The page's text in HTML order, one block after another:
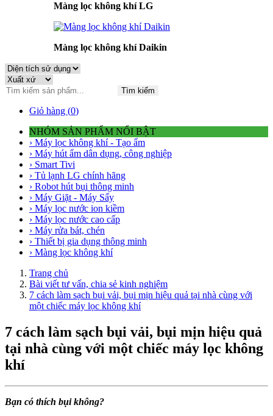
Màng lọc không khí LG
Màng lọc không khí Daikin
Tìm kiếm
Giỏ hàng (0)
NHÓM SẢN PHẨM NỔI BẬT
› Máy lọc không khí - Tạo ẩm
› Máy hút ẩm dân dụng, công nghiệp
› Smart Tivi
› Tủ lạnh LG chính hãng
› Robot hút bụi thông minh
› Máy Giặt - Máy Sấy
› Máy lọc nước ion kiềm
› Máy lọc nước cao cấp
› Máy rửa bát, chén
› Thiết bị gia dụng thông minh
› Màng lọc không khí
Trang chủ
Bài viết tư vấn, chia sẻ kinh nghiệm
7 cách làm sạch bụi vải, bụi mịn hiệu quả tại nhà cùng với
một chiếc máy lọc không khí
7 cách làm sạch bụi vải, bụi mịn hiệu quả
tại nhà cùng với một chiếc máy lọc không
khí
Bạn có thích bụi không?